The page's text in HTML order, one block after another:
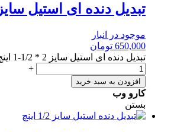
تبدیل دنده ای استیل سایز 2 * 1/2-1 اینچ
موجود در انبار
650,000 تومان
تبدیل دنده ای استیل سایز 2 * 1/2-1 اینچ عدد
+
افزودن به سبد خرید
کارو وب
بستن